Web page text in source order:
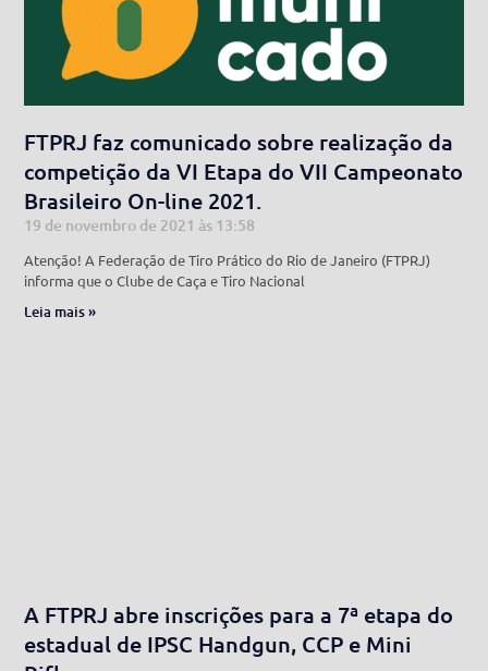
FTPRJ faz comunicado sobre realização da
competição da VI Etapa do VII Campeonato
Brasileiro On-line 2021.
19 de novembro de 2021 13:58
Atenção! A Federação de Tiro Prático do Rio de Janeiro (FTPRJ)
informa que o Clube de Caça e Tiro Nacional
Leia mais »
A FTPRJ abre inscrições para a 7ª etapa do
estadual de IPSC Handgun, CCP e Mini